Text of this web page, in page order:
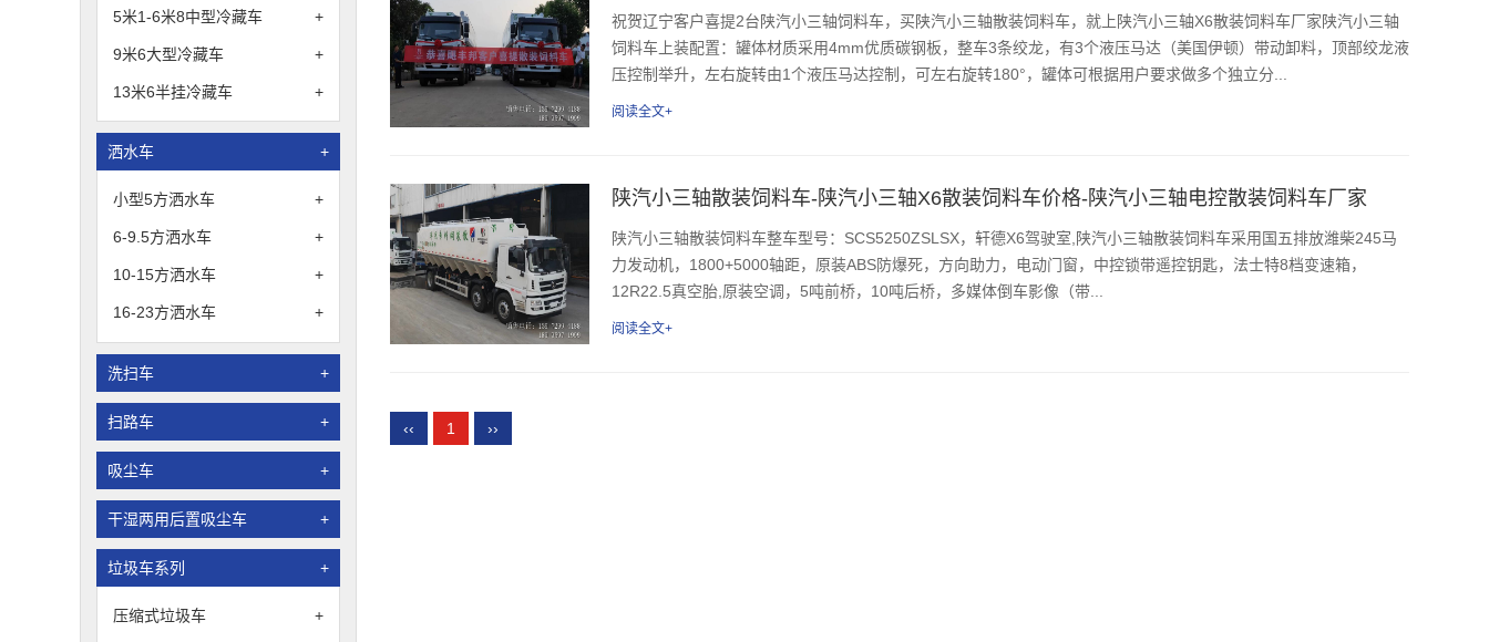
5米1-6米8中型冷藏车 +
9米6大型冷藏车 +
13米6半挂冷藏车 +
洒水车 +
小型5方洒水车 +
6-9.5方洒水车 +
10-15方洒水车 +
16-23方洒水车 +
洗扫车 +
扫路车 +
吸尘车 +
干湿两用后置吸尘车 +
垃圾车系列 +
压缩式垃圾车 +
祝贺辽宁客户喜提2台陕汽小三轴饲料车，买陕汽小三轴散装饲料车，就上陕汽小三轴X6散装饲料车厂家陕汽小三轴
饲料车上装配置：罐体材质采用4mm优质碳钢板，整车3条绞龙，有3个液压马达（美国伊顿）带动卸料，顶部绞龙液
压控制举升，左右旋转由1个液压马达控制，可左右旋转180°，罐体可根据用户要求做多个独立分...
阅读全文+
陕汽小三轴散装饲料车-陕汽小三轴X6散装饲料车价格-陕汽小三轴电控散装饲料车厂家
陕汽小三轴散装饲料车整车型号：SCS5250ZSLSX，轩德X6驾驶室,陕汽小三轴散装饲料车采用国五排放潍柴245马
力发动机，1800+5000轴距，原装ABS防爆死，方向助力，电动门窗，中控锁带遥控钥匙，法士特8档变速箱，
12R22.5真空胎,原装空调，5吨前桥，10吨后桥，多媒体倒车影像（带...
阅读全文+
‹‹ 1 ››